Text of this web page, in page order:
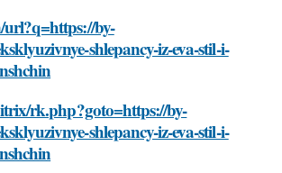
by-
shlepancy-iz-eva-stil-i-
rk.php?goto=https://by-
shlepancy-iz-eva-stil-i-